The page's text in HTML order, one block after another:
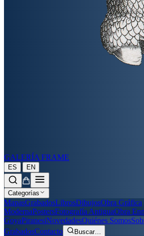
GALERÍA FRAME
ES | EN
Categorías
MapasGrabadosLibrosDibujosObra Gráfica
ModernaPostersFotografía AntiguaObra
GoyaPiranesiNovedadesQuiénes Somos
GrabadosContacto Buscar…